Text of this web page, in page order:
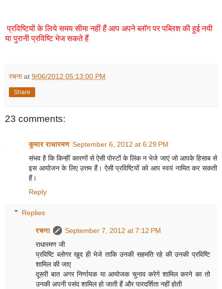
प्रविष्टियों के लिये समय सीमा नहीं हैं आप अपने ब्लॉग पर पब्लिश की हुई नयी
या पुरानी प्रविष्टि भेज सकते हैं
रचना at 9/06/2012 05:13:00 PM
Share
23 comments:
कुमार राधारमण September 6, 2012 at 6:29 PM
संभव है कि किन्हीं कारणों से ऐसी पोस्टों के लिंक न भेजे जाएं जो आपके हिसाब से
इस आयोजन के लिए उत्तम हैं। ऐसी प्रविष्टियों को आप स्वयं नामित कर सकती
हैं।
Reply
Replies
रचना
September 7, 2012 at 7:12 PM
राधारमण जी
प्रविष्टि ब्लोगर खुद ही भेजे ताकि उनकी सहमति रहे की उनकी प्रविष्टि
शामिल की जाए
दूसरी बात अगर निर्णायक या आयोजक चुनाव करेगे शामिल करने का तो
उनकी अपनी पसंद शामिल हो जाती हैं और पारदर्शिता नहीं होती